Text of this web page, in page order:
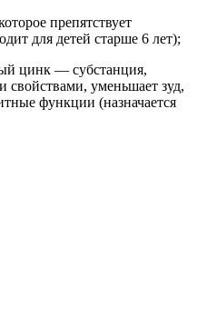
препятствует
для детей старше 6 лет);
цинк — субстанция,
уменьшает зуд,
функции (назначается